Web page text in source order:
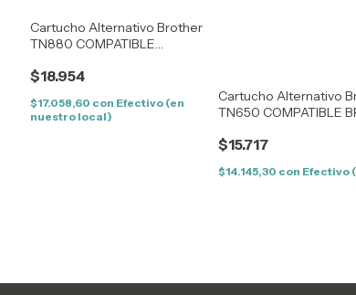
Cartucho Alternativo Brother
TN880 COMPATIBLE
6400-5600-5650-5800
$18.954
$17.058,60 con Efectivo (en
nuestro local)
Cartucho Alternativo
TN650 COMPATIBLE
UNIVERSAL
$15.717
$14.145,30 con Efectivo